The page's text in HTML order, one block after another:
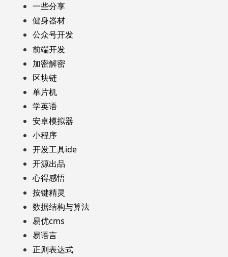
一些分享
健身器材
公众号开发
前端开发
加密解密
区块链
单片机
学英语
安卓模拟器
小程序
开发工具ide
开源出品
心得感悟
按键精灵
数据结构与算法
易优cms
易语言
正则表达式